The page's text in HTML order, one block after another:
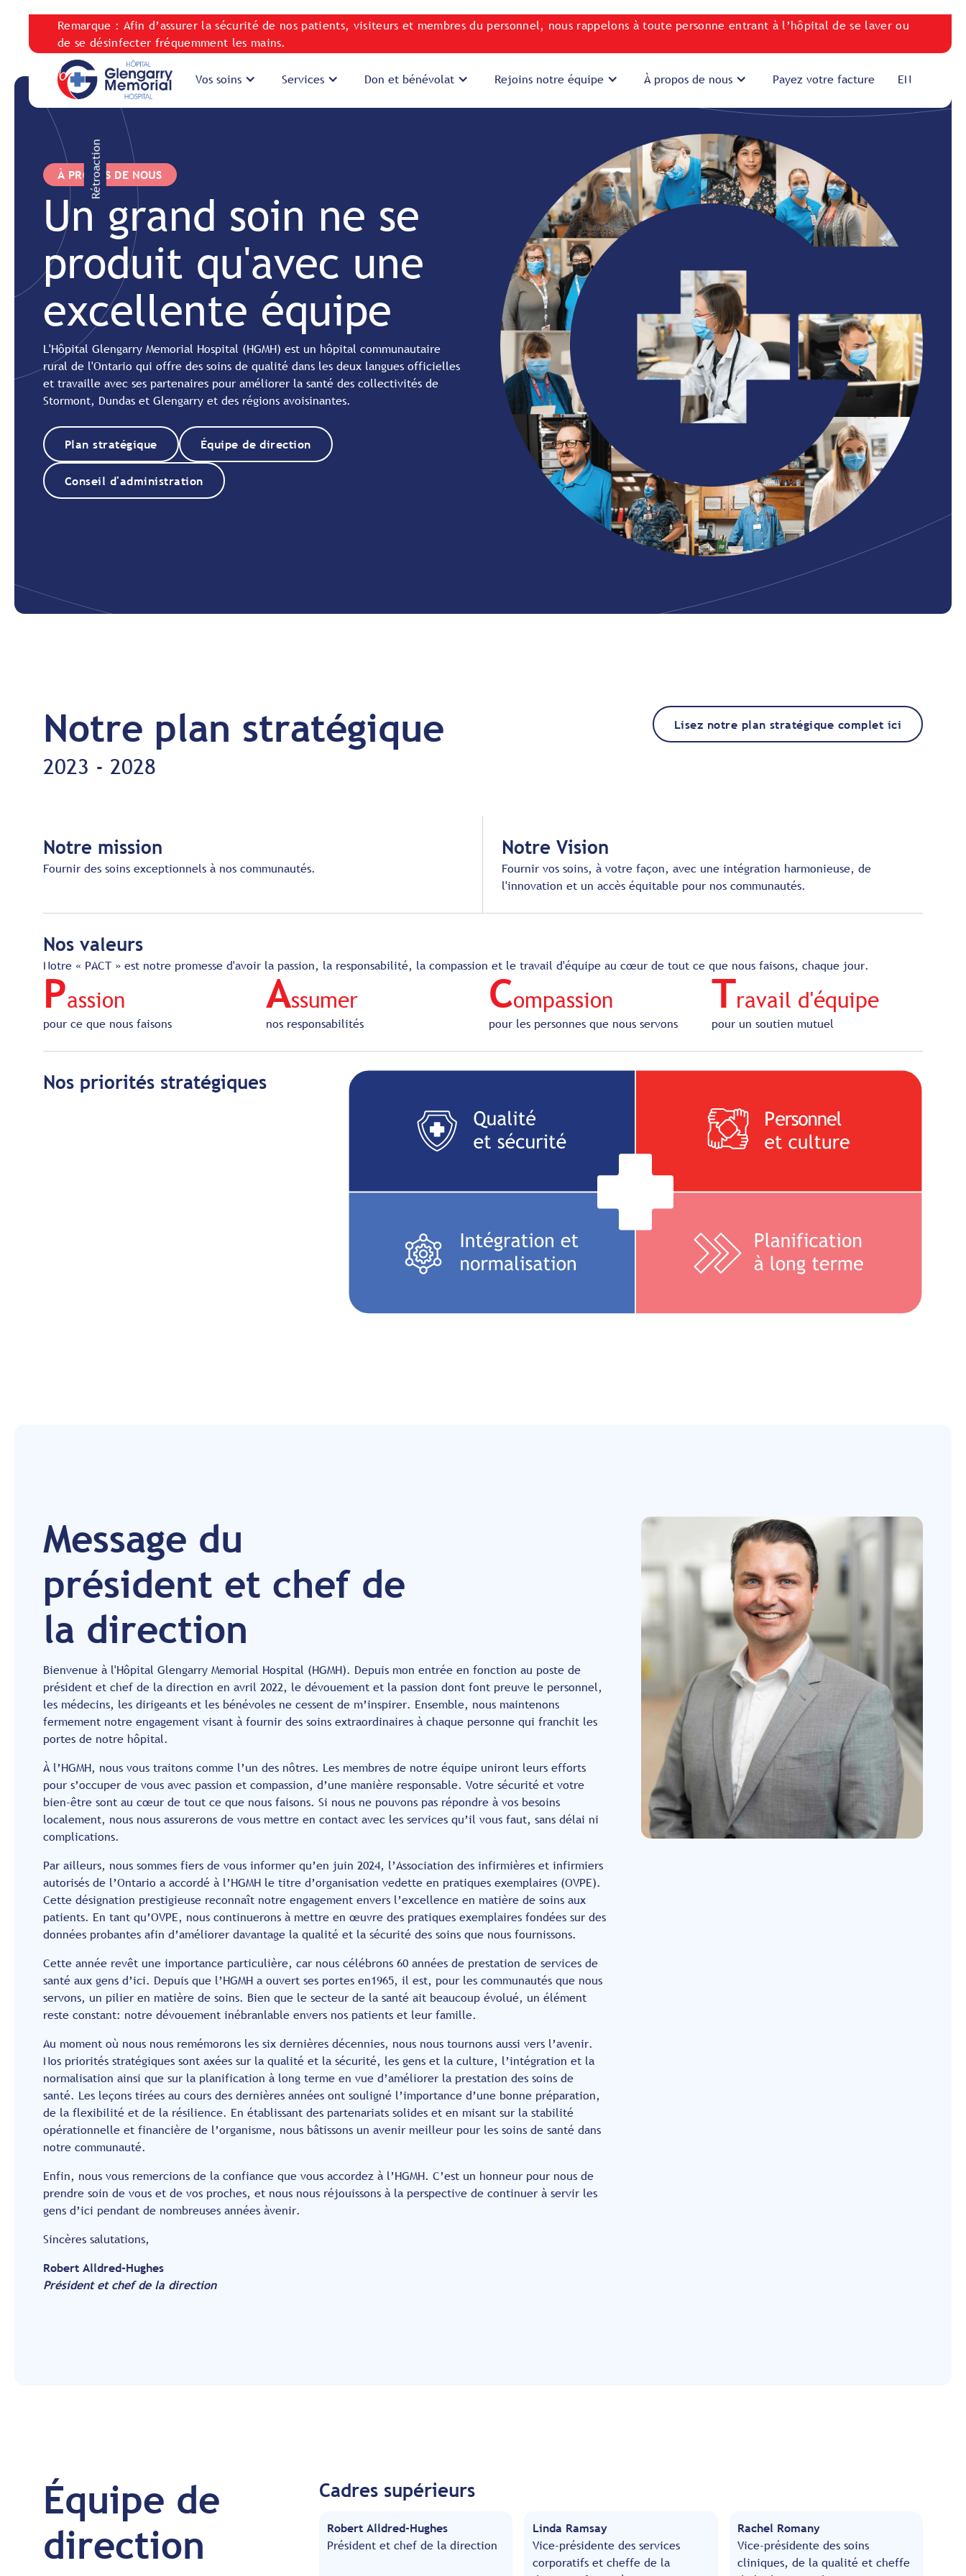
Remarque : Afin d’assurer la sécurité de nos patients, visiteurs et membres du personnel, nous rappelons à toute personne entrant à l’hôpital de se laver ou
de se désinfecter fréquemment les mains.
Vos soins Services Don et bénévolat Rejoins notre équipe À propos de nous Payez votre facture EN
Rétroaction
À PROPOS DE NOUS
Un grand soin ne se
produit qu'avec une
excellente équipe
L'Hôpital Glengarry Memorial Hospital (HGMH) est un hôpital communautaire
rural de l'Ontario qui offre des soins de qualité dans les deux langues officielles
et travaille avec ses partenaires pour améliorer la santé des collectivités de
Stormont, Dundas et Glengarry et des régions avoisinantes.
Plan stratégique Équipe de direction
Conseil d'administration
Notre plan stratégique
2023 - 2028
Lisez notre plan stratégique complet ici
Notre mission
Fournir des soins exceptionnels à nos communautés.
Notre Vision
Fournir vos soins, à votre façon, avec une intégration harmonieuse, de
l'innovation et un accès équitable pour nos communautés.
Nos valeurs
Notre « PACT » est notre promesse d'avoir la passion, la responsabilité, la compassion et le travail d'équipe au cœur de tout ce que nous faisons, chaque jour.
Passion
pour ce que nous faisons
Assumer
nos responsabilités
Compassion
pour les personnes que nous servons
Travail d'équipe
pour un soutien mutuel
Nos priorités stratégiques
Message du
président et chef de
la direction
Bienvenue à l'Hôpital Glengarry Memorial Hospital (HGMH). Depuis mon entrée en fonction au poste de
président et chef de la direction en avril 2022, le dévouement et la passion dont font preuve le personnel,
les médecins, les dirigeants et les bénévoles ne cessent de m’inspirer. Ensemble, nous maintenons
fermement notre engagement visant à fournir des soins extraordinaires à chaque personne qui franchit les
portes de notre hôpital.
À l’HGMH, nous vous traitons comme l’un des nôtres. Les membres de notre équipe uniront leurs efforts
pour s’occuper de vous avec passion et compassion, d’une manière responsable. Votre sécurité et votre
bien-être sont au cœur de tout ce que nous faisons. Si nous ne pouvons pas répondre à vos besoins
localement, nous nous assurerons de vous mettre en contact avec les services qu’il vous faut, sans délai ni
complications.
Par ailleurs, nous sommes fiers de vous informer qu’en juin 2024, l’Association des infirmières et infirmiers
autorisés de l’Ontario a accordé à l’HGMH le titre d’organisation vedette en pratiques exemplaires (OVPE).
Cette désignation prestigieuse reconnaît notre engagement envers l’excellence en matière de soins aux
patients. En tant qu’OVPE, nous continuerons à mettre en œuvre des pratiques exemplaires fondées sur des
données probantes afin d’améliorer davantage la qualité et la sécurité des soins que nous fournissons.
Cette année revêt une importance particulière, car nous célébrons 60 années de prestation de services de
santé aux gens d’ici. Depuis que l’HGMH a ouvert ses portes en1965, il est, pour les communautés que nous
servons, un pilier en matière de soins. Bien que le secteur de la santé ait beaucoup évolué, un élément
reste constant: notre dévouement inébranlable envers nos patients et leur famille.
Au moment où nous nous remémorons les six dernières décennies, nous nous tournons aussi vers l’avenir.
Nos priorités stratégiques sont axées sur la qualité et la sécurité, les gens et la culture, l’intégration et la
normalisation ainsi que sur la planification à long terme en vue d’améliorer la prestation des soins de
santé. Les leçons tirées au cours des dernières années ont souligné l’importance d’une bonne préparation,
de la flexibilité et de la résilience. En établissant des partenariats solides et en misant sur la stabilité
opérationnelle et financière de l’organisme, nous bâtissons un avenir meilleur pour les soins de santé dans
notre communauté.
Enfin, nous vous remercions de la confiance que vous accordez à l’HGMH. C’est un honneur pour nous de
prendre soin de vous et de vos proches, et nous nous réjouissons à la perspective de continuer à servir les
gens d’ici pendant de nombreuses années àvenir.
Sincères salutations,
Robert Alldred-Hughes
Président et chef de la direction
Équipe de
direction
Cadres supérieurs
Robert Alldred-Hughes
Président et chef de la direction
Linda Ramsay
Vice-présidente des services
corporatifs et cheffe de la
Rachel Romany
Vice-présidente des soins
cliniques, de la qualité et cheffe